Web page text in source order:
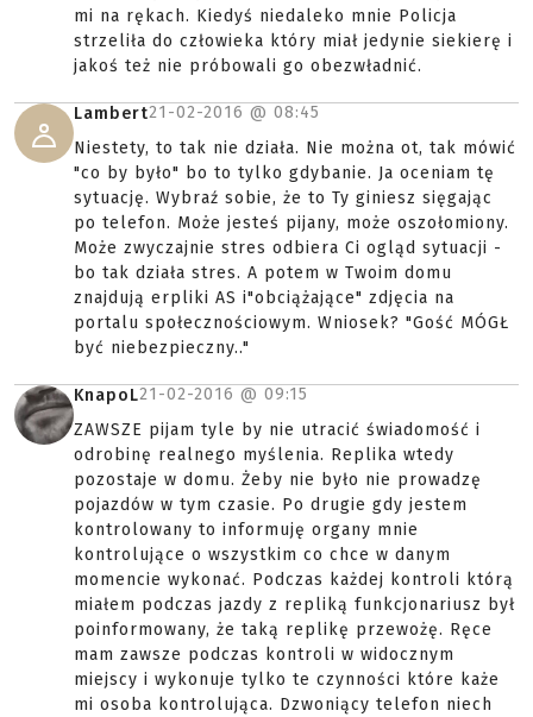
mi na rękach. Kiedyś niedaleko mnie Policja
strzeliła do człowieka który miał jedynie siekierę i
jakoś też nie próbowali go obezwładnić.
Lambert21-02-2016 @ 08:45
Niestety, to tak nie działa. Nie można ot, tak mówić
"co by było" bo to tylko gdybanie. Ja oceniam tę
sytuację. Wybraź sobie, że to Ty giniesz sięgając
po telefon. Może jesteś pijany, może oszołomiony.
Może zwyczajnie stres odbiera Ci ogląd sytuacji -
bo tak działa stres. A potem w Twoim domu
znajdują erpliki AS i"obciążające" zdjęcia na
portalu społecznościowym. Wniosek? "Gość MÓGŁ
być niebezpieczny.."
KnapoL21-02-2016 @ 09:15
ZAWSZE pijam tyle by nie utracić świadomość i
odrobinę realnego myślenia. Replika wtedy
pozostaje w domu. Żeby nie było nie prowadzę
pojazdów w tym czasie. Po drugie gdy jestem
kontrolowany to informuję organy mnie
kontrolujące o wszystkim co chce w danym
momencie wykonać. Podczas każdej kontroli którą
miałem podczas jazdy z repliką funkcjonariusz był
poinformowany, że taką replikę przewożę. Ręce
mam zawsze podczas kontroli w widocznym
miejscy i wykonuje tylko te czynności które każe
mi osoba kontrolująca. Dzwoniący telefon niech